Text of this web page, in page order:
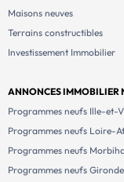
Maisons neuves
Terrains constructibles
Investissement Immobilier
ANNONCES IMMOBILIER
Programmes neufs Ille-et-
Programmes neufs Loire-
Programmes neufs
Programmes neufs Gironde